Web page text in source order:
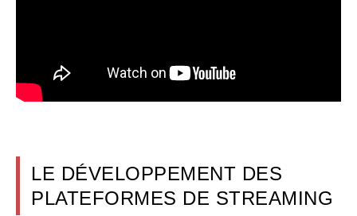
LE DÉVELOPPEMENT DES
PLATEFORMES DE STREAMING